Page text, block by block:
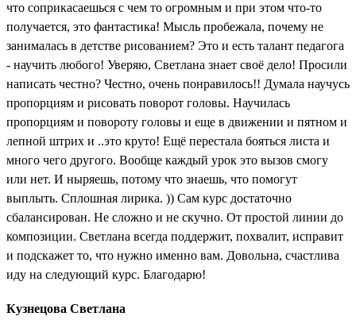
что соприкасаешься с чем то огромным и при этом что-то
получается, это фантастика! Мысль пробежала, почему не
занималась в детстве рисованием? Это и есть талант педагога
- научить любого! Уверяю, Светлана знает своё дело! Просили
написать честно? Честно, очень понравилось!! Думала научусь
пропорциям и рисовать поворот головы. Научилась
пропорциям и повороту головы и еще в движении и пятном и
лепной штрих и ..это круто! Ещё перестала бояться листа и
много чего другого. Вообще каждый урок это вызов смогу
или нет. И ныряешь, потому что знаешь, что помогут
выплыть. Сплошная лирика. )) Сам курс достаточно
сбалансирован. Не сложно и не скучно. От простой линии до
композиции. Светлана всегда поддержит, похвалит, исправит
и подскажет то, что нужно именно вам. Довольна, счастлива
иду на следующий курс. Благодарю!
Кузнецова Светлана